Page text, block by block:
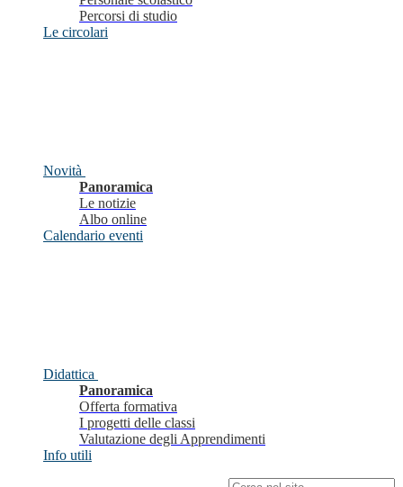
Percorsi di studio
Le circolari
Novità
Panoramica
Le notizie
Albo online
Calendario eventi
Didattica
Panoramica
Offerta formativa
I progetti delle classi
Valutazione degli Apprendimenti
Info utili